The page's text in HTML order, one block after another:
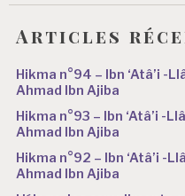
Articles
Hikma n°94 – Ibn ‘Atâ’i -
Ahmad Ibn Ajiba
Hikma n°93 – Ibn ‘Atâ’i -
Ahmad Ibn Ajiba
Hikma n°92 – Ibn ‘Atâ’i -
Ahmad Ibn Ajiba